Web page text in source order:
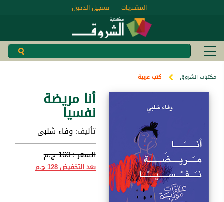
تسجيل الدخول المشتريات
مكتبات الشروق كتب عربية
أنا مريضة
نفسيا
تأليف:وفاء شلبى
السعر :160 ج.م
بعد التخفيض128 ج.م